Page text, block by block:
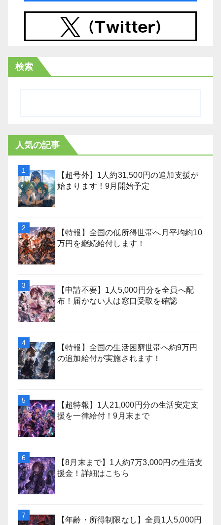
検索
人気の記事
【超号外】1人約31,500円の追加支援が
始まります！9月開始予定
【特報】全国の低所得世帯へ月平均約10
万円を継続給付します！
【申請不要】1人5,000円分を全員へ配
布！届かない人は窓口受取を確認
【特報】全国の生活困窮世帯へ約9万円
の追加給付が実施されます！
【超特報】1人21,000円分の生活安定支
援を一律給付！9月末まで
【8月末まで】1人約7万3,000円の生活支
援金！詳細はこちら
【年齢・所得制限なし】全員1人5,000円